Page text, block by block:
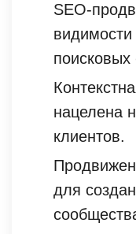
SEO-
поисковых
нацелена
клиентов.
для